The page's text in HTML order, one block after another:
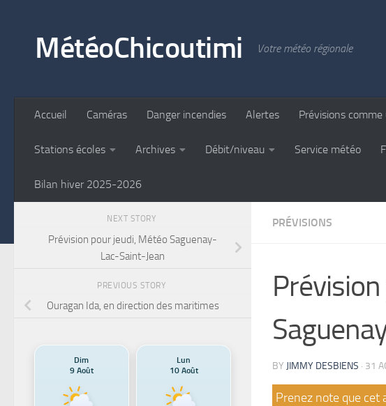
MétéoChicoutimi Votre météo régionale
Accueil Caméras Danger incendies Alertes Prévisions comme
Stations écoles Archives Débit/niveau Service météo
Bilan hiver 2025-2026
PRÉVISIONS
BY JIMMY DESBIENS · 31
Prenez note que
NEXT STORY
Prévision pour jeudi, Météo Saguenay-
Lac-Saint-Jean
PREVIOUS STORY
Ouragan Ida, en direction des maritimes
Dim
9 Août
Lun
10 Août